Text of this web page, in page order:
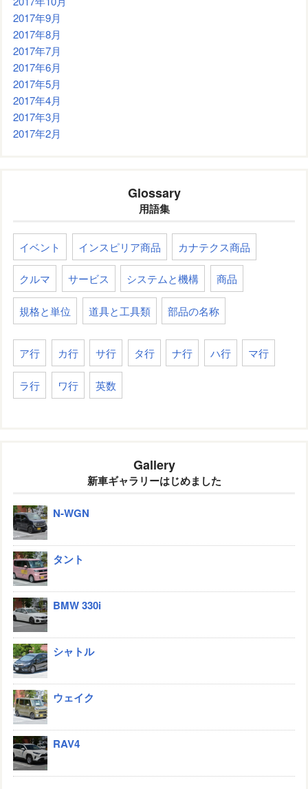
2017年9月
2017年8月
2017年7月
2017年6月
2017年5月
2017年4月
2017年3月
2017年2月
Glossary
用語集
イベント インスピリア商品 カナテクス商品
クルマ サービス システムと機構 商品
規格と単位 道具と工具類 部品の名称
ア行 カ行 サ行 タ行 ナ行 ハ行 マ行
ラ行 ワ行 英数
Gallery
新車ギャラリーはじめました
N-WGN
タント
BMW 330i
シャトル
ウェイク
RAV4